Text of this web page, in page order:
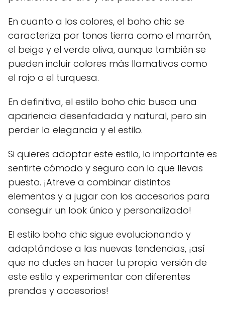
En cuanto a los colores, el boho chic se
caracteriza por tonos tierra como el marrón,
el beige y el verde oliva, aunque también se
pueden incluir colores más llamativos como
el rojo o el turquesa.
En definitiva, el estilo boho chic busca una
apariencia desenfadada y natural, pero sin
perder la elegancia y el estilo.
Si quieres adoptar este estilo, lo importante es
sentirte cómodo y seguro con lo que llevas
puesto. ¡Atreve a combinar distintos
elementos y a jugar con los accesorios para
conseguir un look único y personalizado!
El estilo boho chic sigue evolucionando y
adaptándose a las nuevas tendencias, ¡así
que no dudes en hacer tu propia versión de
este estilo y experimentar con diferentes
prendas y accesorios!